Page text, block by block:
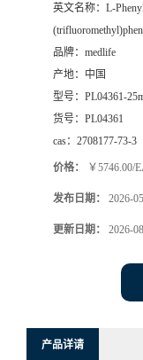
英文名称： L-
品牌： medlife
产地： 中国
型号： PL04361-
货号： PL04361
cas： 2708177-73-3
价格： ￥5746.00/
发布日期： 2026-
更新日期： 2026-
产品详请